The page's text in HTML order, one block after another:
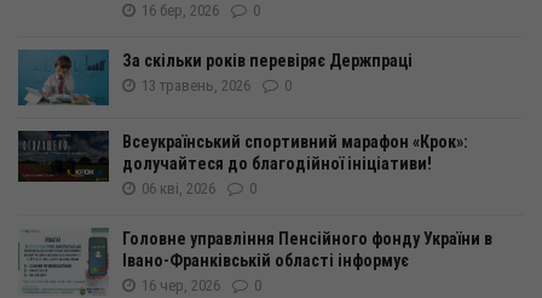
16 бер, 2026 0
За скільки років перевіряє Держпраці
13 травень, 2026 0
Всеукраїнський спортивний марафон «Крок»:
долучайтеся до благодійної ініціативи!
06 кві, 2026 0
Головне управління Пенсійного фонду України в
Івано-Франківській області інформує
16 чер, 2026 0